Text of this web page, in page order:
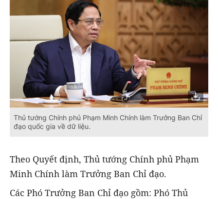
Thủ tướng Chính phủ Phạm Minh Chính làm Trưởng Ban Chỉ
đạo quốc gia về dữ liệu.
Theo Quyết định, Thủ tướng Chính phủ Phạm
Minh Chính làm Trưởng Ban Chỉ đạo.
Các Phó Trưởng Ban Chỉ đạo gồm: Phó Thủ